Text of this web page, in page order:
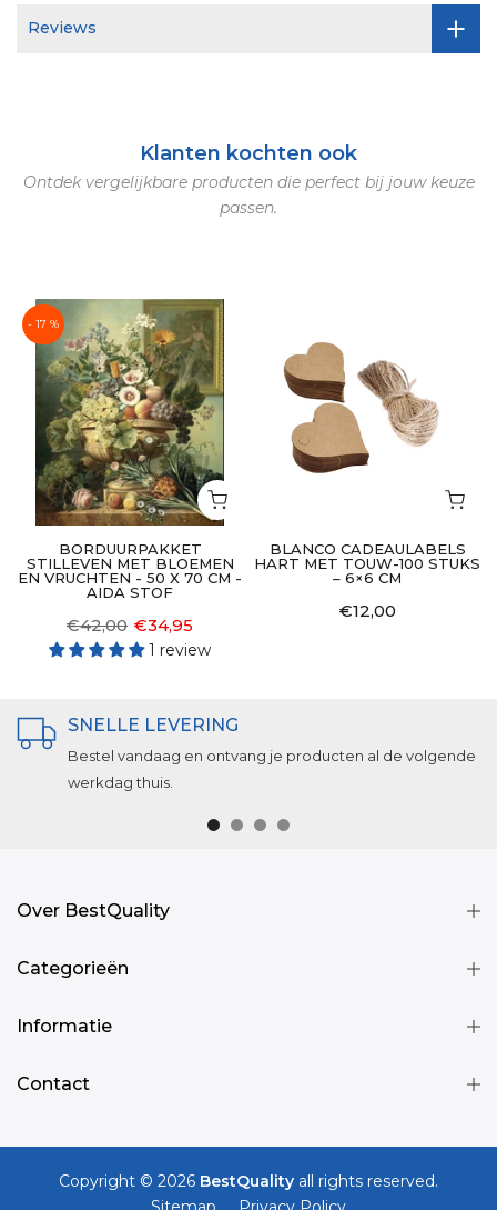
Reviews
Klanten kochten ook
Ontdek vergelijkbare producten die perfect bij jouw keuze
passen.
- 17 %
BORDUURPAKKET
STILLEVEN MET BLOEMEN
EN VRUCHTEN - 50 X 70 CM -
AIDA STOF
€42,00 €34,95
1 review
BLANCO CADEAULABELS
HART MET TOUW-100 STUKS
– 6×6 CM
€12,00
SNELLE LEVERING
Bestel vandaag en ontvang je producten al de volgende
werkdag thuis.
Over BestQuality
Categorieën
Informatie
Contact
Copyright © 2026 BestQuality all rights reserved.